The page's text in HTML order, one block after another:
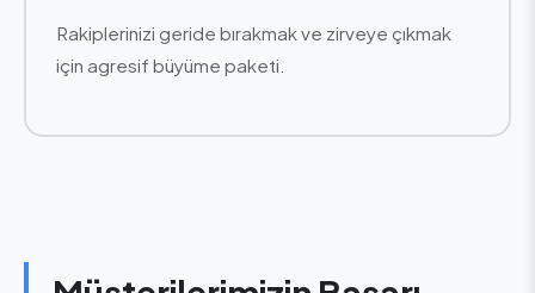
Rakiplerinizi geride bırakmak ve zirveye çıkmak
için agresif büyüme paketi.